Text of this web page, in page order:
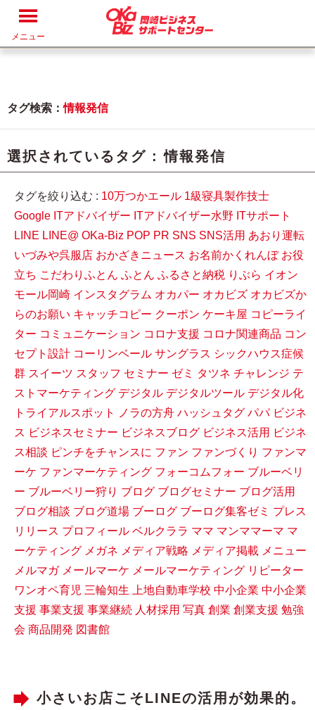
メニュー
タグ検索：情報発信
選択されているタグ :情報発信
タグを絞り込む : 10万つかエール 1級寝具製作技士
Google ITアドバイザー ITアドバイザー水野 ITサポート
LINE LINE@ OKa-Biz POP PR SNS SNS活用 あおり運転
いづみや呉服店 おかざきニュース お名前かくれんぼ お役
立ち こだわりふとん ふとん ふるさと納税 りぶら イオン
モール岡崎 インスタグラム オカパー オカビズ オカビズか
らのお願い キャッチコピー クーポン ケーキ屋 コピーライ
ター コミュニケーション コロナ支援 コロナ関連商品 コン
セプト設計 コーリンベール サングラス シックハウス症候
群 スイーツ スタッフ セミナー ゼミ タツネ チャレンジ テ
ストマーケティング デジタル デジタルツール デジタル化
トライアルスポット
ノラの方舟 ハッシュタグ パパ ビジネ
ス ビジネスセミナー ビジネスブログ ビジネス活用 ビジネ
ス相談 ピンチをチャンスに ファン ファンづくり ファンマ
ーケ ファンマーケティング フォーコムフォー ブルーベリ
ー ブルーベリー狩り ブログ ブログセミナー ブログ活用
ブログ相談 ブログ道場 ブーログ ブーログ集客ゼミ プレス
リリース プロフィール ベルクララ ママ マンママーマ マ
ーケティング メガネ メディア戦略 メディア掲載 メニュー
メルマガ メールマーケ メールマーケティング リピーター
ワンオペ育児 三輪知生 上地自動車学校 中小企業 中小企業
支援 事業支援 事業継続 人材採用 写真 創業 創業支援 勉強
会 商品開発 図書館
小さいお店こそLINEの活用が効果的。